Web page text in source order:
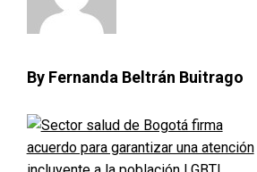
By Fernanda Beltrán Buitrago